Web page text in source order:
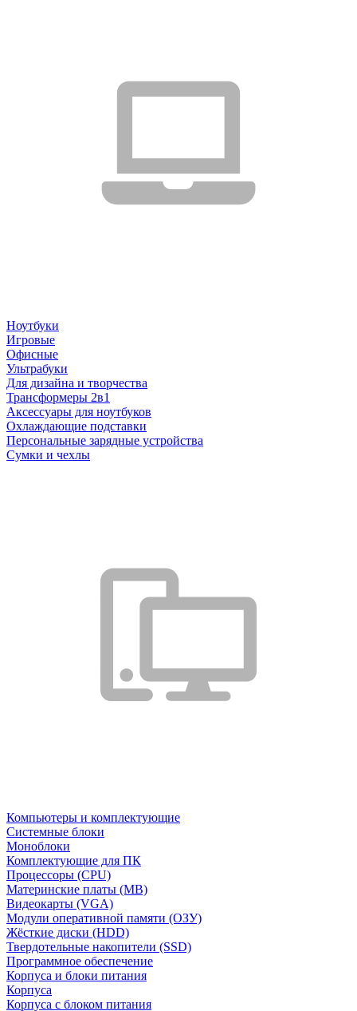
Ноутбуки
Игровые
Офисные
Ультрабуки
Для дизайна и творчества
Трансформеры 2в1
Аксессуары для ноутбуков
Охлаждающие подставки
Персональные зарядные устройства
Сумки и чехлы
Компьютеры и комплектующие
Системные блоки
Моноблоки
Комплектующие для ПК
Процессоры (CPU)
Материнские платы (MB)
Видеокарты (VGA)
Модули оперативной памяти (ОЗУ)
Жёсткие диски (HDD)
Твердотельные накопители (SSD)
Программное обеспечение
Корпуса и блоки питания
Корпуса
Корпуса с блоком питания